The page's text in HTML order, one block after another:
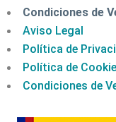
Condiciones de
Aviso Legal
Política de
Política de
Condiciones de